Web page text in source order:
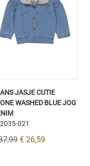
JASJE CUTIE
WASHED BLUE JOG
021
€ 26,59